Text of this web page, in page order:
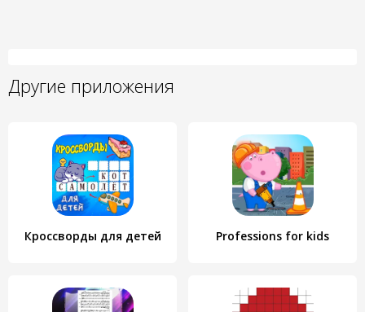
Другие приложения
Кроссворды для детей Professions for kids